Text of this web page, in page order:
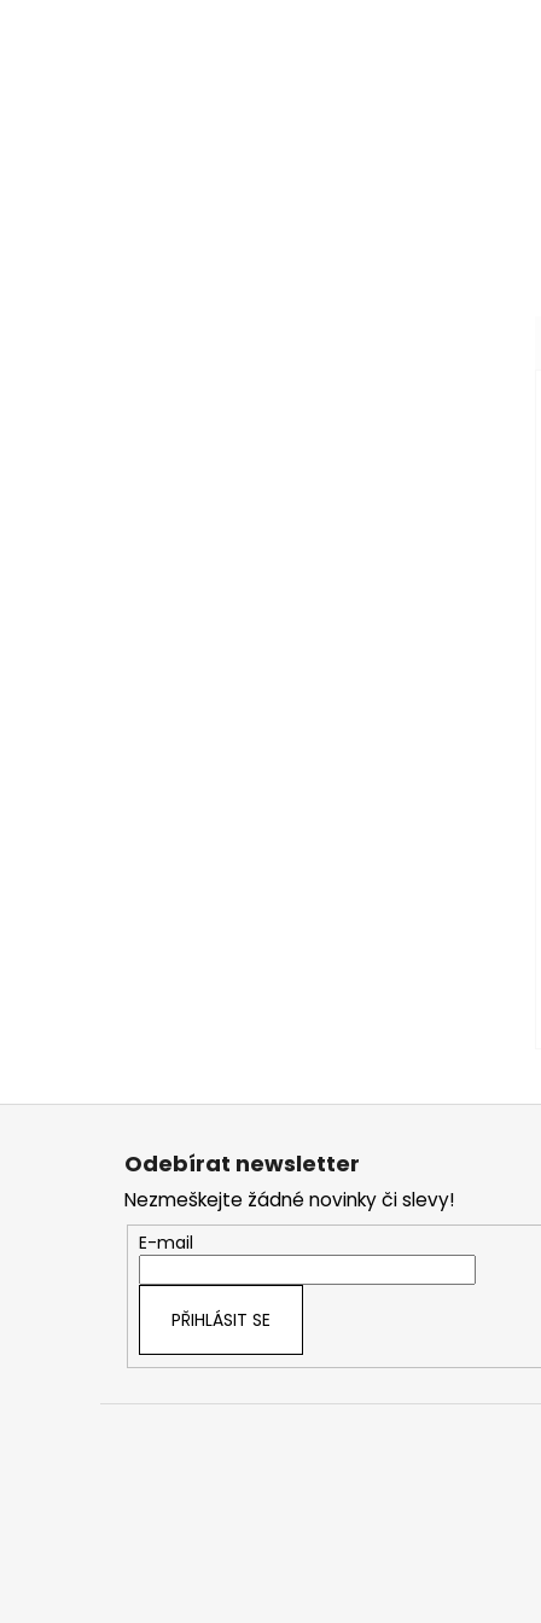
Z
Odebírat newsletter
Nezmeškejte žádné novinky či slevy!
E-mail
PŘIHLÁSIT SE